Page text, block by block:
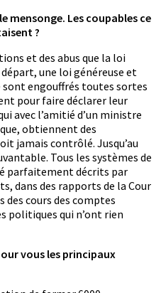
mensonge. Les coupables ce
?
et des abus que la loi
une loi généreuse et
sont engouffrés toutes sortes
pour faire déclarer leur
avec l’amitié d’un ministre
obtiennent des
jamais contrôlé. Jusqu’au
Tous les systèmes de
parfaitement décrits par
dans des rapports de la Cour
des cours des comptes
politiques qui n’ont rien
vous les principaux